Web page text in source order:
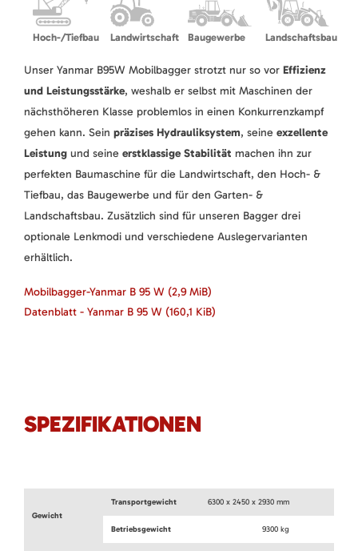
Hoch-/Tiefbau Landwirtschaft Baugewerbe Landschaftsbau
Unser Yanmar B95W Mobilbagger strotzt nur so vor Effizienz
und Leistungsstärke, weshalb er selbst mit Maschinen der
nächsthöheren Klasse problemlos in einen Konkurrenzkampf
gehen kann. Sein präzises Hydrauliksystem, seine exzellente
Leistung und seine erstklassige Stabilität machen ihn zur
perfekten Baumaschine für die Landwirtschaft, den Hoch- &
Tiefbau, das Baugewerbe und für den Garten- &
Landschaftsbau. Zusätzlich sind für unseren Bagger drei
optionale Lenkmodi und verschiedene Auslegervarianten
erhältlich.
Mobilbagger-Yanmar B 95 W (2,9 MiB)
Datenblatt - Yanmar B 95 W (160,1 KiB)
SPEZIFIKATIONEN
Gewicht
Transportgewicht 6300 x 2450 x 2930 mm
Betriebsgewicht 9300 kg